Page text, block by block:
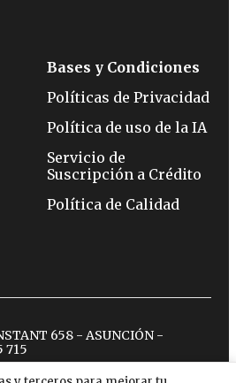
Bases y Condiciones
Políticas de Privacidad
Política de uso de la IA
Servicio de
Suscripción a Crédito
Política de Calidad
658 - ASUNCIÓN -
715